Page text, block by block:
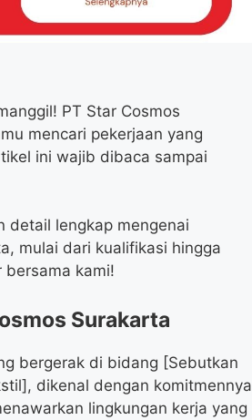
PT Star Cosmos
mencari pekerjaan yang
ini wajib dibaca sampai
detail lengkap mengenai
mulai dari kualifikasi hingga
bersama kami!
Surakarta
bergerak di bidang [Sebutkan
dikenal dengan komitmennya
lingkungan kerja yang